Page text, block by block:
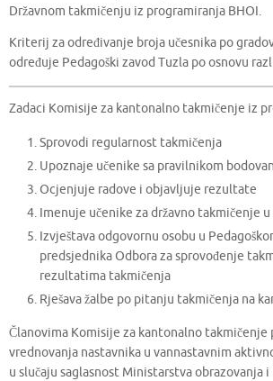
Državnom takmičenju iz programiranja BHOI.
Kriterij za određivanje broja učesnika po
određuje Pedagoški zavod Tuzla po osnovu
Zadaci Komisije za kantonalno takmičenje iz
Sprovodi regularnost takmičenja
Upoznaje učenike sa pravilnikom
Ocjenjuje radove i objavljuje rezultate
Imenuje učenike za državno takmičenje
Izvještava odgovornu osobu u
predsjednika Odbora za sprovođenje
rezultatima takmičenja
Rješava žalbe po pitanju takmičenja na
Članovima Komisije za kantonalno
vrednovanja nastavnika u vannastavnim
u slučaju saglasnost Ministarstva obrazovanja i